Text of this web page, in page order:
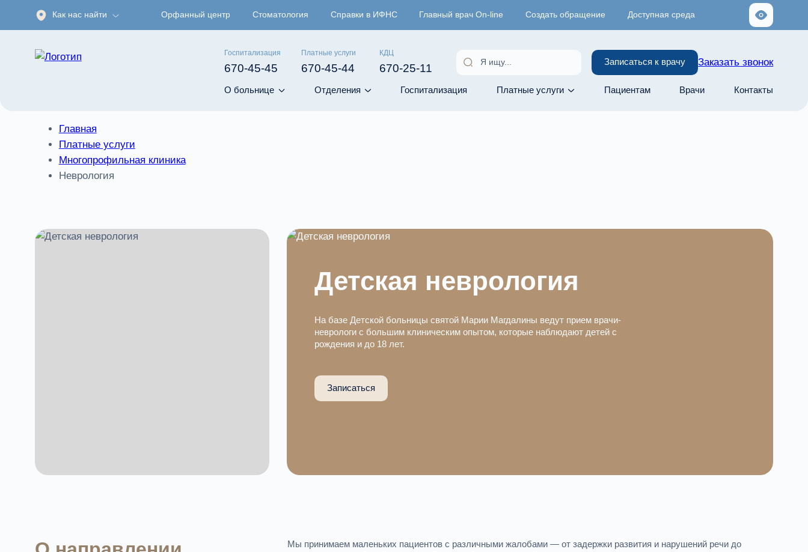
Как нас найти Орфанный центр Стоматология Справки в ИФНС Главный врач On-line Создать обращение Доступная среда
Госпитализация
670-45-45
Платные услуги
670-45-44
КДЦ
670-25-11
Записаться к врачу Заказать звонок
О больнице Отделения Госпитализация Платные услуги Пациентам Врачи Контакты
Главная
Платные услуги
Многопрофильная клиника
Неврология
Детская неврология
На базе Детской больницы святой Марии Магдалины ведут прием врачи-
неврологи с большим клиническим опытом, которые наблюдают детей с
рождения и до 18 лет.
Записаться
Мы принимаем маленьких пациентов с различными жалобами — от задержки развития и нарушений речи до